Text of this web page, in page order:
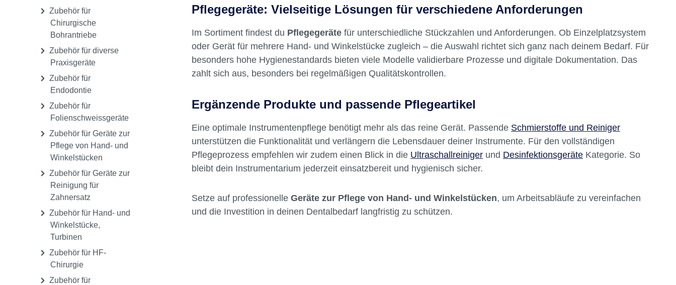
Zubehör für
Chirurgische
Bohrantriebe
Zubehör für diverse
Praxisgeräte
Zubehör für
Endodontie
Zubehör für
Folienschweissgeräte
Zubehör für Geräte zur
Pflege von Hand- und
Winkelstücken
Zubehör für Geräte zur
Reinigung für
Zahnersatz
Zubehör für Hand- und
Winkelstücke,
Turbinen
Zubehör für HF-
Chirurgie
Zubehör für
Pflegegeräte: Vielseitige Lösungen für verschiedene Anforderungen
Im Sortiment findest du Pflegegeräte für unterschiedliche Stückzahlen und Anforderungen. Ob Einzelplatzsystem
oder Gerät für mehrere Hand- und Winkelstücke zugleich – die Auswahl richtet sich ganz nach deinem Bedarf. Für
besonders hohe Hygienestandards bieten viele Modelle validierbare Prozesse und digitale Dokumentation. Das
zahlt sich aus, besonders bei regelmäßigen Qualitätskontrollen.
Ergänzende Produkte und passende Pflegeartikel
Eine optimale Instrumentenpflege benötigt mehr als das reine Gerät. Passende Schmierstoffe und Reiniger
unterstützen die Funktionalität und verlängern die Lebensdauer deiner Instrumente. Für den vollständigen
Pflegeprozess empfehlen wir zudem einen Blick in die Ultraschallreiniger und Desinfektionsgeräte Kategorie. So
bleibt dein Instrumentarium jederzeit einsatzbereit und hygienisch sicher.
Setze auf professionelle Geräte zur Pflege von Hand- und Winkelstücken, um Arbeitsabläufe zu vereinfachen
und die Investition in deinen Dentalbedarf langfristig zu schützen.